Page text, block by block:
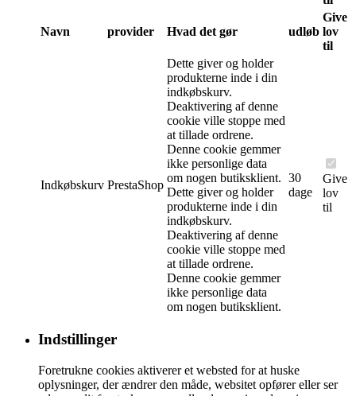
Navn provider Hvad det gør udløb
Give
lov
til
Indkøbskurv PrestaShop
Dette giver og holder
produkterne inde i din
indkøbskurv.
Deaktivering af denne
cookie ville stoppe med
at tillade ordrene.
Denne cookie gemmer
ikke personlige data
om nogen butiksklient.
Dette giver og holder
produkterne inde i din
indkøbskurv.
Deaktivering af denne
cookie ville stoppe med
at tillade ordrene.
Denne cookie gemmer
ikke personlige data
om nogen butiksklient.
30
dage
Give
lov
til
Indstillinger
Foretrukne cookies aktiverer et websted for at huske
oplysninger, der ændrer den måde, websitet opfører eller ser